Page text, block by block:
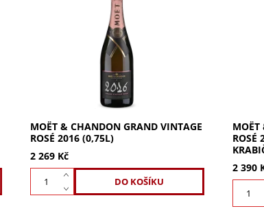
Klid po bouři – Moët & Chandon
Grand Vintage Rosé 2016 je již 46.
růžovým ročníkem od založení domu
v roce 1743. Moët & Chandon
MOËT & CHANDON GRAND VINTAGE
ROSÉ 2016 (0,75L)
2 269 Kč
Klid
v
MOËT
ROSÉ
2 390